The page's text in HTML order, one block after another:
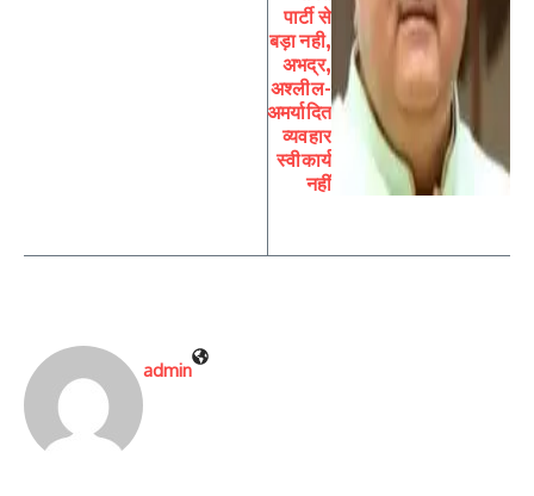
पार्टी से
बड़ा नही,
अभद्र,
अश्लील-
अमर्यादित
व्यवहार
स्वीकार्य
नहीं
admin